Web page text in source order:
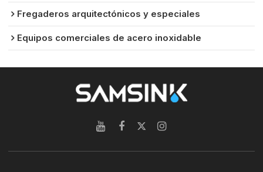
Fregaderos arquitectónicos y especiales
Equipos comerciales de acero inoxidable